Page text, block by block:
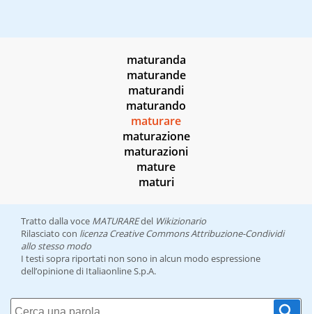
maturanda
maturande
maturandi
maturando
maturare
maturazione
maturazioni
mature
maturi
Tratto dalla voce MATURAREdel Wikizionario
Rilasciato con licenza Creative Commons Attribuzione-Condividi
allo stesso modo
I testi sopra riportati non sono in alcun modo espressione
dell’opinione di Italiaonline S.p.A.